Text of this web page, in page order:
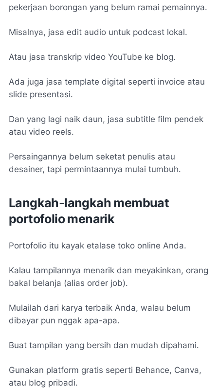
pekerjaan borongan yang belum ramai pemainnya.
Misalnya, jasa edit audio untuk podcast lokal.
Atau jasa transkrip video YouTube ke blog.
Ada juga jasa template digital seperti invoice atau
slide presentasi.
Dan yang lagi naik daun, jasa subtitle film pendek
atau video reels.
Persaingannya belum seketat penulis atau
desainer, tapi permintaannya mulai tumbuh.
Langkah-langkah membuat
portofolio menarik
Portofolio itu kayak etalase toko online Anda.
Kalau tampilannya menarik dan meyakinkan, orang
bakal belanja (alias order job).
Mulailah dari karya terbaik Anda, walau belum
dibayar pun nggak apa-apa.
Buat tampilan yang bersih dan mudah dipahami.
Gunakan platform gratis seperti Behance, Canva,
atau blog pribadi.